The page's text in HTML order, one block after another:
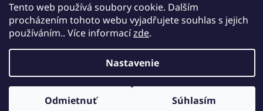
Tento web používá soubory cookie. Dalším
procházením tohoto webu vyjadřujete souhlas s jejich
používáním.. Více informacízde.
Nastavenie
Odmietnuť Súhlasím